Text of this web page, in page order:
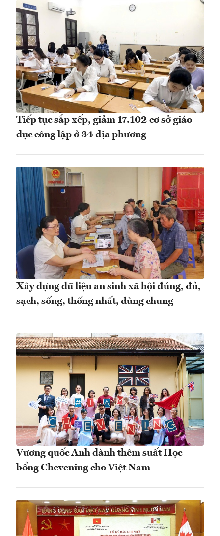
Tiếp tục sắp xếp, giảm 17.102 cơ sở giáo
dục công lập ở 34 địa phương
Xây dựng dữ liệu an sinh xã hội đúng, đủ,
sạch, sống, thống nhất, dùng chung
Vương quốc Anh dành thêm suất Học
bổng Chevening cho Việt Nam